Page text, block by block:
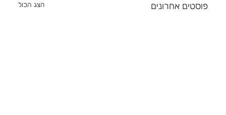
פוסטים אחרונים הצג הכול